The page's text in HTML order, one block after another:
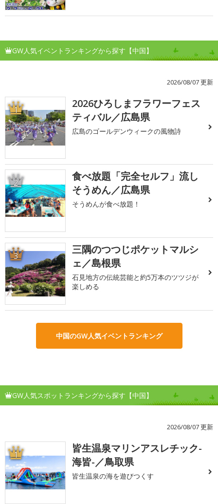
GW人気イベントランキングから探す【中国】
2026/08/07 更新
1
2026ひろしまフラワーフェス
ティバル／広島県
広島のゴールデンウィークの風物詩
2
食べ放題「完全セルフ」流し
そうめん／広島県
そうめんが食べ放題！
3
三隅のつつじポケットマルシ
ェ／島根県
石見地方の伝統芸能と約5万本のツツジが
楽しめる
中国のGW人気イベントランキング
GW人気スポットランキングから探す【中国】
2026/08/07 更新
1
皆生温泉マリンアスレチック-
海皆-／鳥取県
皆生温泉の海を遊びつくす